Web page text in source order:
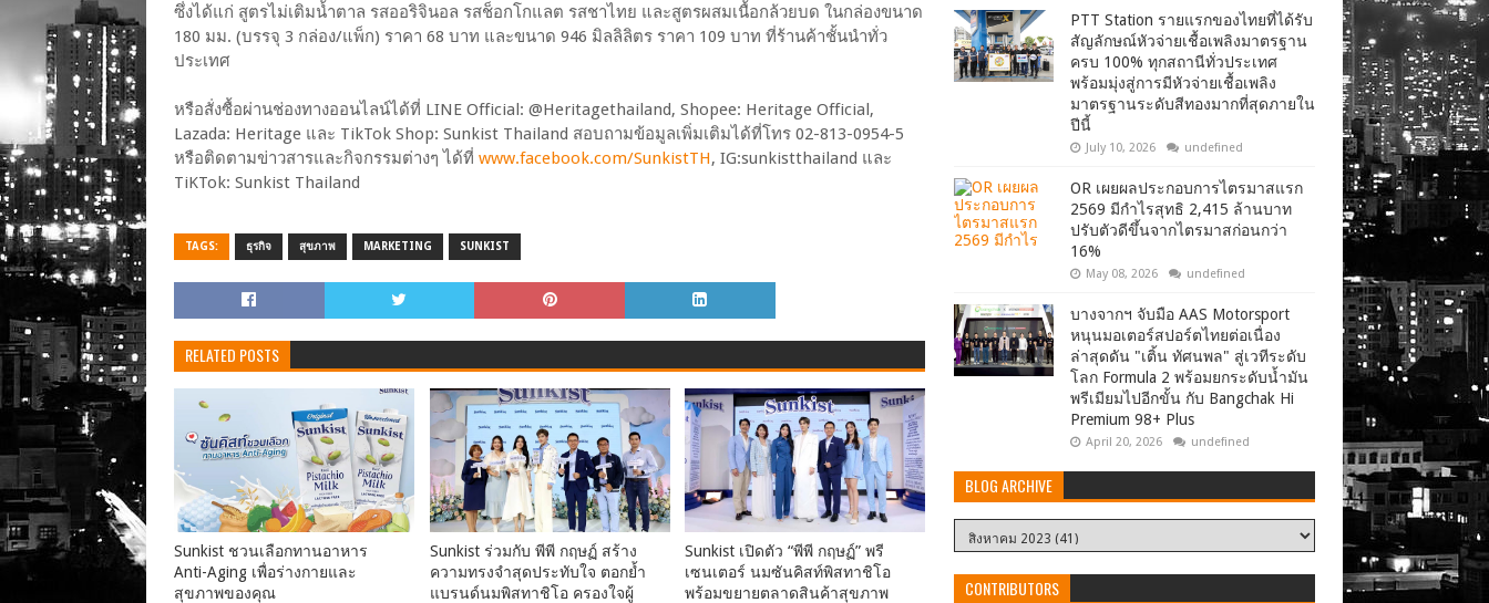
ซึ่งได้แก่ สูตรไม่เติมน้ำตาล รสออริจินอล รสช็อกโกแลต รสชาไทย และสูตรผสมเนื้อกล้วยบด ในกล่องขนาด
180 มม. (บรรจุ 3 กล่อง/แพ็ก) ราคา 68 บาท และขนาด 946 มิลลิลิตร ราคา 109 บาท ที่ร้านค้าชั้นนำทั่ว
ประเทศ
หรือสั่งซื้อผ่านช่องทางออนไลน์ได้ที่ LINE Official: @Heritagethailand, Shopee: Heritage Official,
Lazada: Heritage และ TikTok Shop: Sunkist Thailand สอบถามข้อมูลเพิ่มเติมได้ที่โทร 02-813-0954-5
หรือติดตามข่าวสารและกิจกรรมต่างๆ ได้ที่ www.facebook.com/SunkistTH, IG:sunkistthailand และ
TiKTok: Sunkist Thailand
TAGS: ธุรกิจ สุขภาพ MARKETING SUNKIST
RELATED POSTS
Sunkist ชวนเลือกทานอาหาร
Anti-Aging เพื่อร่างกายและ
สุขภาพของคุณ
Sunkist ร่วมกับ พีพี กฤษฏ์ สร้าง
ความทรงจำสุดประทับใจ ตอกย้ำ
แบรนด์นมพิสทาชิโอ ครองใจผู้
Sunkist เปิดตัว “พีพี กฤษฏ์” พรี
เซนเตอร์ นมซันคิสท์พิสทาชิโอ
พร้อมขยายตลาดสินค้าสุขภาพ
PTT Station รายแรกของไทยที่ได้รับ
สัญลักษณ์หัวจ่ายเชื้อเพลิงมาตรฐาน
ครบ 100% ทุกสถานีทั่วประเทศ
พร้อมมุ่งสู่การมีหัวจ่ายเชื้อเพลิง
มาตรฐานระดับสีทองมากที่สุดภายใน
ปีนี้
July 10, 2026 undefined
OR เผยผลประกอบการไตรมาสแรก
2569 มีกำไรสุทธิ 2,415 ล้านบาท
ปรับตัวดีขึ้นจากไตรมาสก่อนกว่า
16%
May 08, 2026 undefined
บางจากฯ จับมือ AAS Motorsport
หนุนมอเตอร์สปอร์ตไทยต่อเนื่อง
ล่าสุดดัน "เติ้น ทัศนพล" สู่เวทีระดับ
โลก Formula 2 พร้อมยกระดับน้ำมัน
พรีเมียมไปอีกขั้น กับ Bangchak Hi
Premium 98+ Plus
April 20, 2026 undefined
BLOG ARCHIVE
CONTRIBUTORS